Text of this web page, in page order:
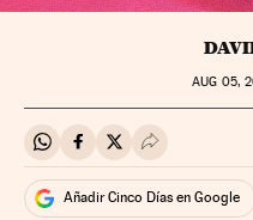
AUG 05,
Compartir en Whatsapp
Compartir en
Compartir en
Desplegar
Añadir Cinco Días en Google